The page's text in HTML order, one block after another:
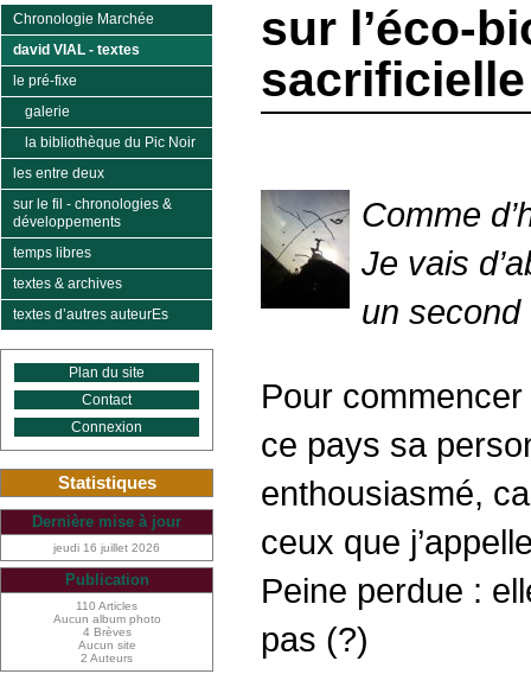
sur l’éco-
sacrificielle
Comme
Je vais
un second
Pour
ce pays sa
enthousiasmé,
ceux que
Peine perdue :
pas (?)
Chronologie Marchée
david VIAL - textes
le pré-fixe
galerie
la bibliothèque du Pic Noir
les entre deux
sur le fil - chronologies &
développements
temps libres
textes & archives
textes d’autres auteurEs
Plan du site
Contact
Connexion
Statistiques
Dernière mise à jour
jeudi 16 juillet 2026
Publication
110 Articles
Aucun album photo
4 Brèves
Aucun site
2 Auteurs